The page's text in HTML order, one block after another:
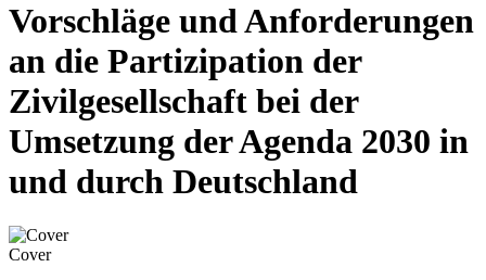
Vorschläge und Anforderungen
an die Partizipation der
Zivilgesellschaft bei der
Umsetzung der Agenda 2030 in
und durch Deutschland
Cover